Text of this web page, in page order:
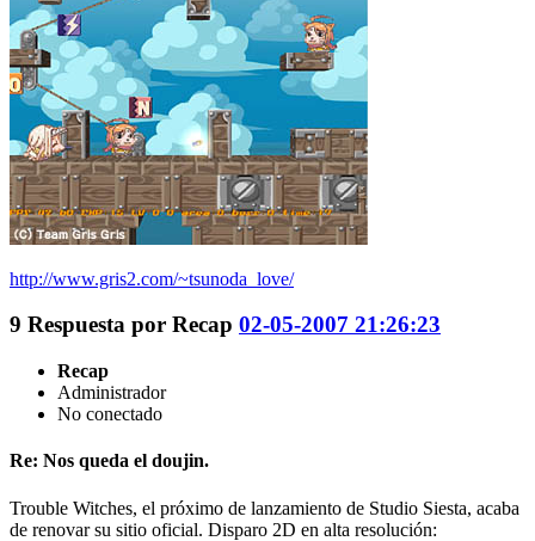
http://www.gris2.com/~tsunoda_love/
9 Respuesta por Recap 02-05-2007 21:26:23
Recap
Administrador
No conectado
Re: Nos queda el doujin.
Trouble Witches, el próximo de lanzamiento de Studio Siesta, acaba
de renovar su sitio oficial. Disparo 2D en alta resolución: